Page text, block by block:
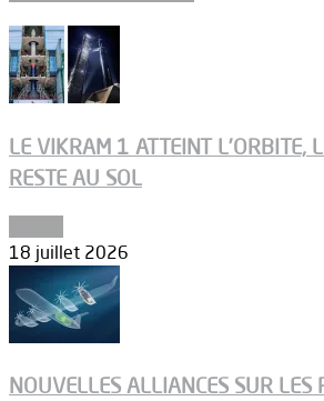
LE VIKRAM 1 ATTEINT L’ORBITE,
RESTE AU SOL
18 juillet 2026
NOUVELLES ALLIANCES SUR LES